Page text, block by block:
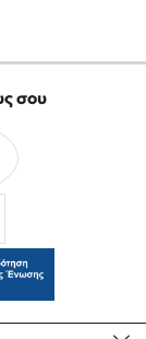
σου